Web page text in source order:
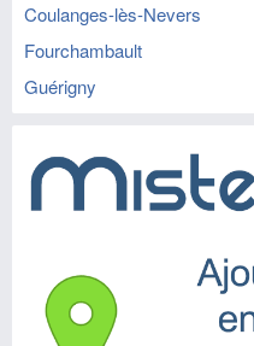
Coulanges-lès-Nevers
Fourchambault
Guérigny